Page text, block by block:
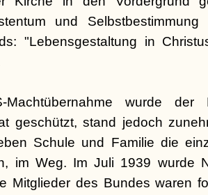
und
"Lebensgestaltung in
Machtübernahme wurde
geschützt, stand jedoch
Schule und Familie die
im Weg. Im Juli 1939 wurde
Mitglieder des Bundes waren